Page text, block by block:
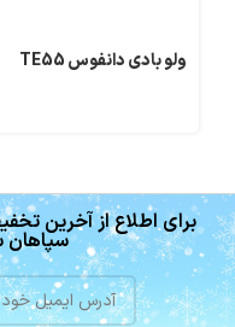
ولو بادی دانفوس TE55
برای اطلاع از آخرین
سپاهان